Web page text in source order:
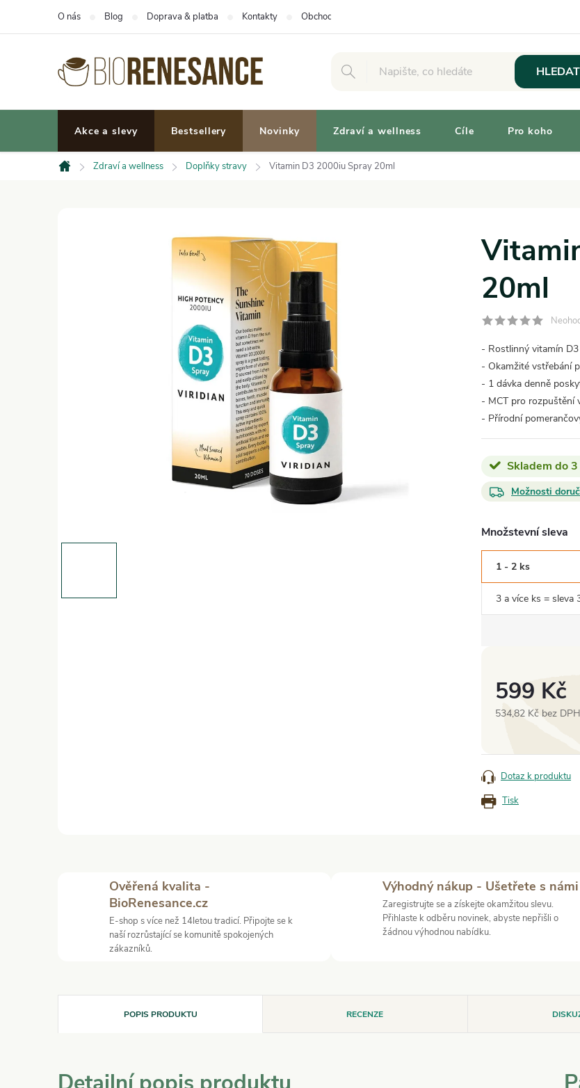
O nás Blog Doprava & platba Kontakty Obchodní podmínky
HLEDAT
Akce a slevy Bestsellery Novinky Zdraví a wellness Cíle Pro koho
Domů
Zdraví a wellness Doplňky stravy Vitamin D3 2000iu Spray 20ml
20ml
- Rostlinný vitamín
- Okamžité vstřebání
- 1 dávka denně
- MCT pro rozpuštění
- Přírodní
Skladem do
Možnosti
Množstevní sleva
1 - 2 ks
3 a více ks = sleva
599 Kč
534,82 Kč bez DPH
Tisk
Dotaz k produktu
Ověřená kvalita -
BioRenesance.cz
E-shop s více než 14letou tradicí. Připojte se k
naší rozrůstající se komunitě spokojených
zákazníků.
Výhodný nákup - Ušetřete s námi
Zaregistrujte se a získejte okamžitou slevu.
Přihlaste k odběru novinek, abyste nepřišli o
žádnou výhodnou nabídku.
POPIS PRODUKTU RECENZE